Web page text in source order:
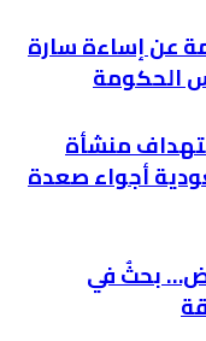
عن إساءة سارة
الحكومة
منشأة
أجواء صعدة
بحثٌ في